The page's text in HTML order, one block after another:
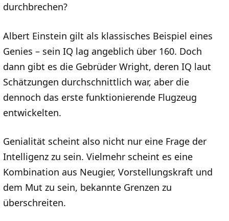
durchbrechen?
Albert Einstein gilt als klassisches Beispiel eines
Genies – sein IQ lag angeblich über 160. Doch
dann gibt es die Gebrüder Wright, deren IQ laut
Schätzungen durchschnittlich war, aber die
dennoch das erste funktionierende Flugzeug
entwickelten.
Genialität scheint also nicht nur eine Frage der
Intelligenz zu sein. Vielmehr scheint es eine
Kombination aus Neugier, Vorstellungskraft und
dem Mut zu sein, bekannte Grenzen zu
überschreiten.